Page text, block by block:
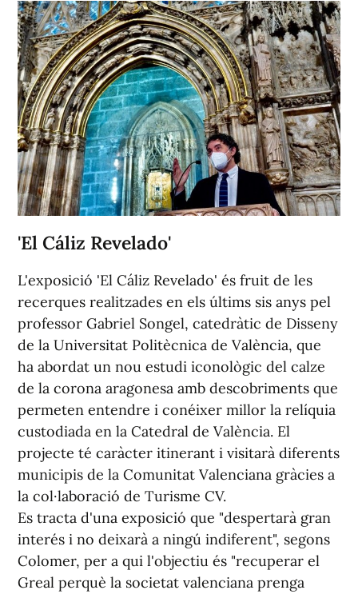
'El Cáliz Revelado'
L'exposició 'El Cáliz Revelado' és fruit de les
recerques realitzades en els últims sis anys pel
professor Gabriel Songel, catedràtic de Disseny
de la Universitat Politècnica de València, que
ha abordat un nou estudi iconològic del calze
de la corona aragonesa amb descobriments que
permeten entendre i conéixer millor la relíquia
custodiada en la Catedral de València. El
projecte té caràcter itinerant i visitarà diferents
municipis de la Comunitat Valenciana gràcies a
la col·laboració de Turisme CV.
Es tracta d'una exposició que "despertarà gran
interés i no deixarà a ningú indiferent", segons
Colomer, per a qui l'objectiu és "recuperar el
Greal perquè la societat valenciana prenga